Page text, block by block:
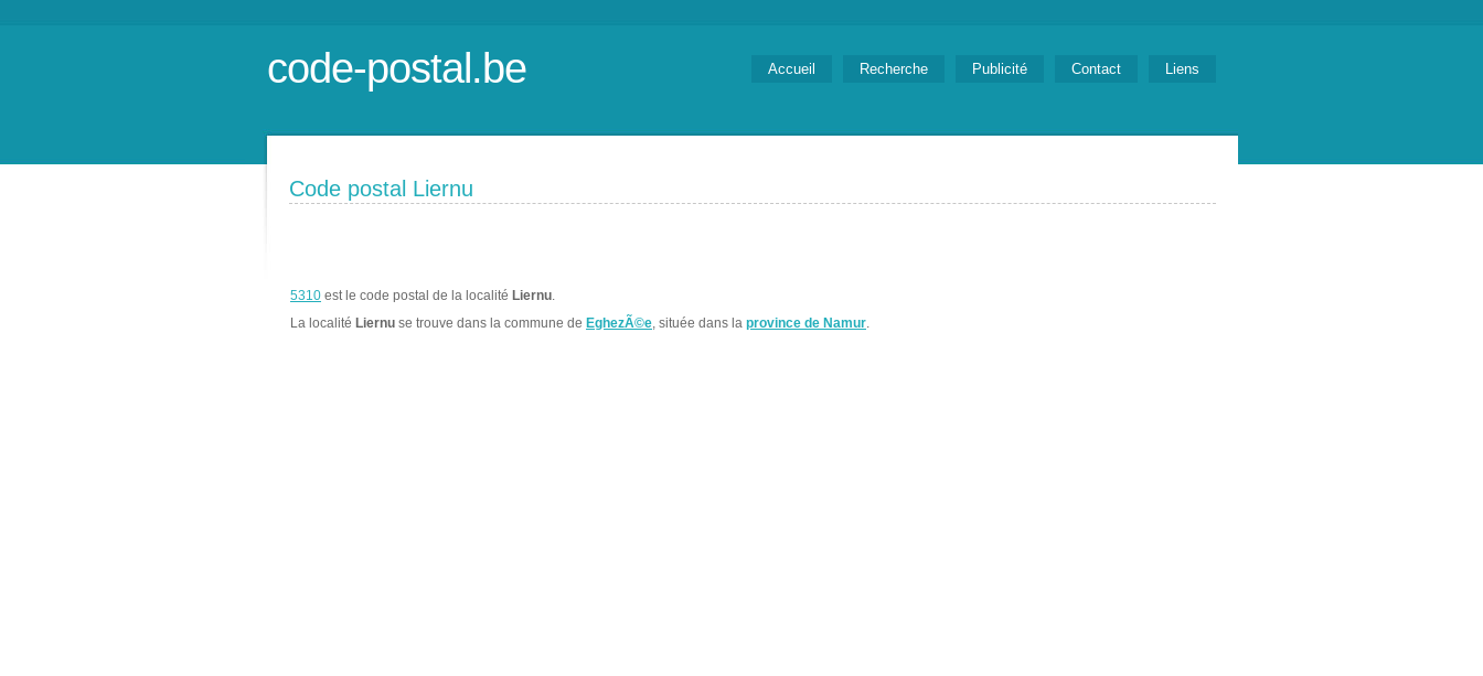
code-postal.be Accueil Recherche Publicité Contact Liens
Code postal Liernu
5310 est le code postal de la localité Liernu.
La localité Liernu se trouve dans la commune de EghezÃ©e, située dans la province de Namur.